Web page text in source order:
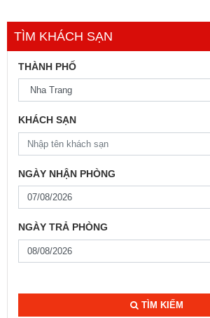
TÌM KHÁCH SẠN
THÀNH PHỐ
KHÁCH SẠN
NGÀY NHẬN PHÒNG
NGÀY TRẢ PHÒNG
TÌM KIẾM